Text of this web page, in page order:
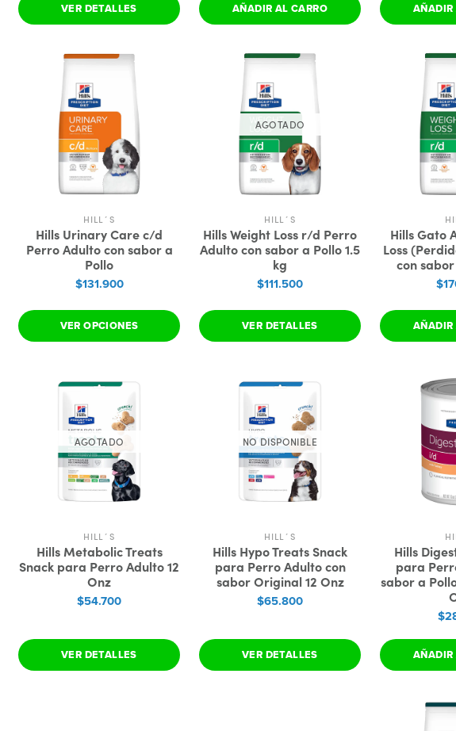
VER DETALLES AÑADIR AL CARRO AÑADIR
HILL´S
Hills Urinary Care c/d
Perro Adulto con sabor a
Pollo
$131.900
VER OPCIONES
AGOTADO
HILL´S
Hills Weight Loss r/d Perro
Adulto con sabor a Pollo 1.5
kg
$111.500
VER DETALLES
Hills Gato
Loss
con
AÑADIR
AGOTADO
HILL´S
Hills Metabolic Treats
Snack para Perro Adulto 12
Onz
$54.700
VER DETALLES
NO DISPONIBLE
HILL´S
Hills Hypo Treats Snack
para Perro Adulto con
sabor Original 12 Onz
$65.800
VER DETALLES
Hills
para
sabor a
AÑADIR